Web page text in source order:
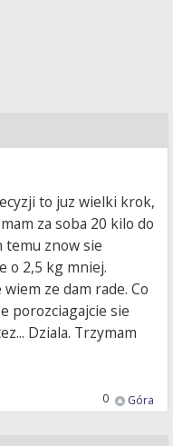
to juz wielki krok,
za soba 20 kilo do
temu znow sie
o 2,5 kg mniej.
ze dam rade. Co
porozciagajcie sie
Dziala. Trzymam
Góra
0